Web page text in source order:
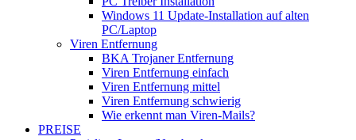
Windows 11 Update-Installation auf alten
PC/Laptop
Viren Entfernung
BKA Trojaner Entfernung
Viren Entfernung einfach
Viren Entfernung mittel
Viren Entfernung schwierig
Wie erkennt man Viren-Mails?
PREISE